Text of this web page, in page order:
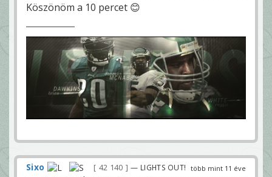
Köszönöm a 10 percet 😊
több mint 11 éve
Sixo 42 140 — LIGHTS OUT!